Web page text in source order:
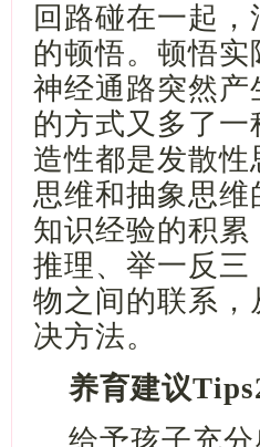
回路碰在一起
的顿悟。顿悟
神经通路突然
的方式又多了
造性都是发散
思维和抽象思
知识经验的积
推理、举一反
物之间的联系
决方法。
养育建议
给予孩子充